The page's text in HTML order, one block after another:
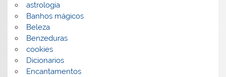
astrologia
Banhos mágicos
Beleza
Benzeduras
cookies
Dicionarios
Encantamentos